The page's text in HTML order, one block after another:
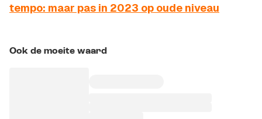
tempo: maar pas in 2023 op oude niveau
Ook de moeite waard